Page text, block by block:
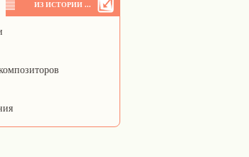
ИЗ ИСТОРИИ ...